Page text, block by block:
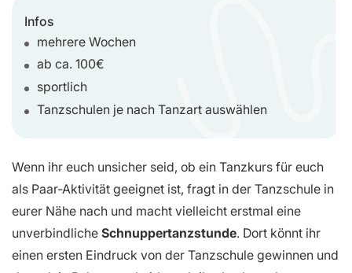
Infos
mehrere Wochen
ab ca. 100€
sportlich
Tanzschulen je nach Tanzart auswählen
Wenn ihr euch unsicher seid, ob ein Tanzkurs für euch
als Paar-Aktivität geeignet ist, fragt in der Tanzschule in
eurer Nähe nach und macht vielleicht erstmal eine
unverbindliche Schnuppertanzstunde. Dort könnt ihr
einen ersten Eindruck von der Tanzschule gewinnen und